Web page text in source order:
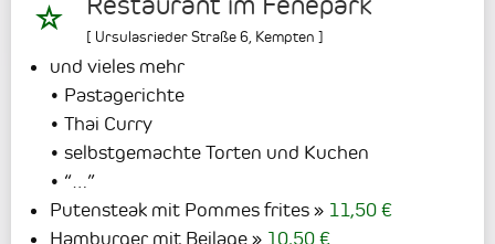
[ Ursulasrieder Straße 6 Kempten ]
und vieles mehr
• Pastagerichte
• Thai Curry
• selbstgemachte Torten und Kuchen
• “…”
Putensteak mit Pommes frites
11,50 €
Hamburger mit Beilage
10,50 €